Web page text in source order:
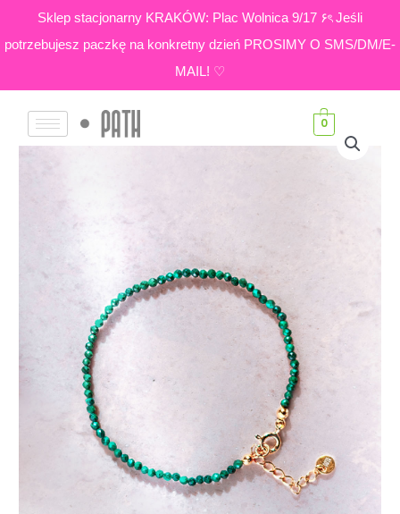
Sklep stacjonarny KRAKÓW: Plac Wolnica 9/17 ۶ৎ Jeśli
potrzebujesz paczkę na konkretny dzień PROSIMY O SMS/DM/E-
MAIL! ♡
content
0
ilość
Malachit
małych